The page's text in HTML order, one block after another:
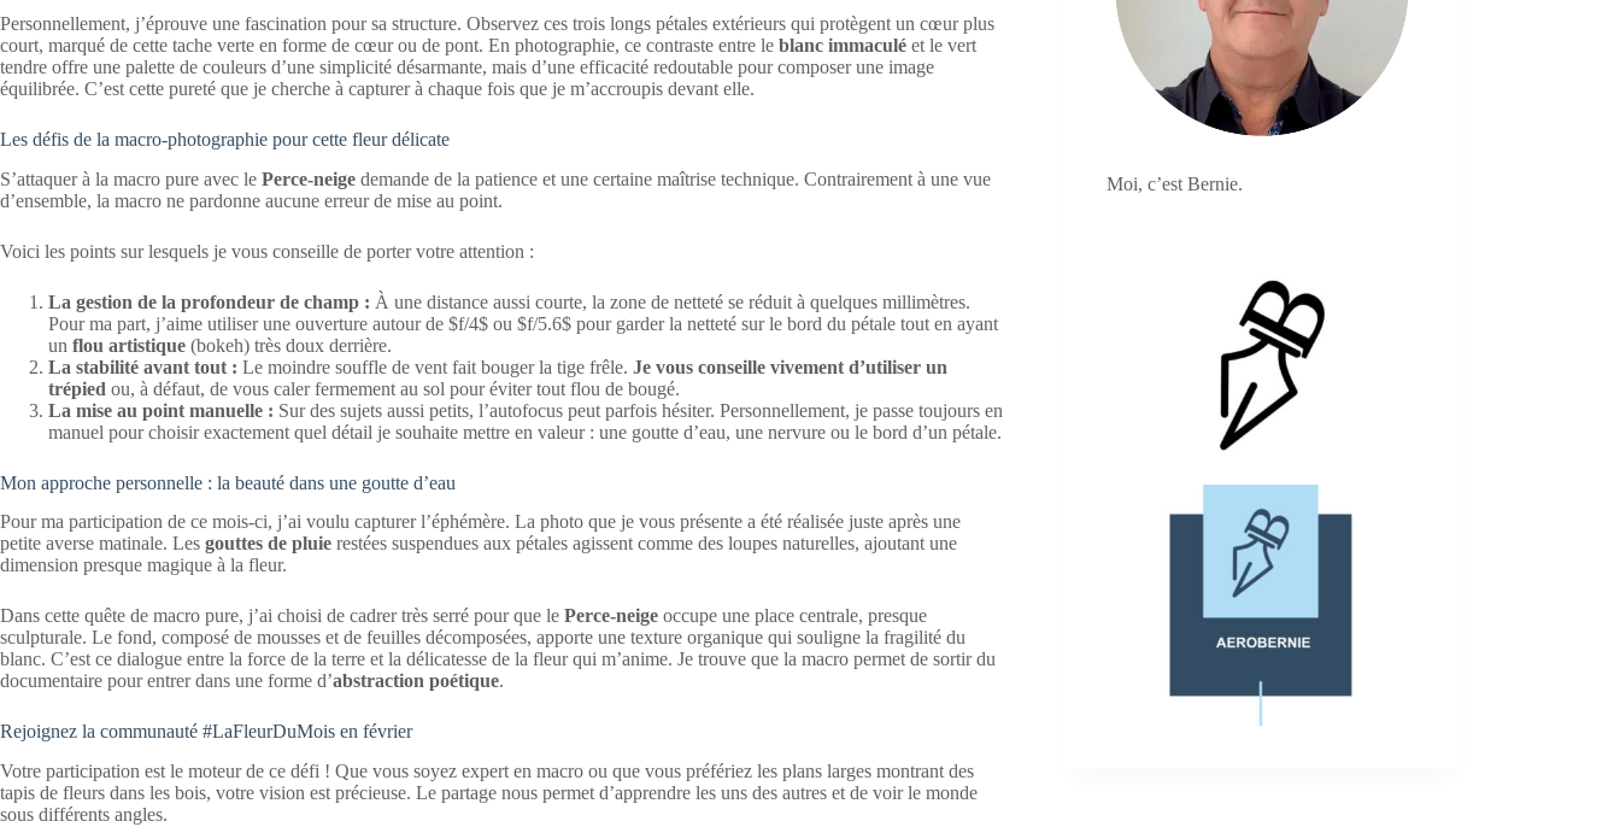
Personnellement, j’éprouve une fascination pour sa structure. Observez ces trois longs pétales extérieurs qui protègent un cœur plus
court, marqué de cette tache verte en forme de cœur ou de pont. En photographie, ce contraste entre le blanc immaculé et le vert
tendre offre une palette de couleurs d’une simplicité désarmante, mais d’une efficacité redoutable pour composer une image
équilibrée. C’est cette pureté que je cherche à capturer à chaque fois que je m’accroupis devant elle.
Les défis de la macro-photographie pour cette fleur délicate
S’attaquer à la macro pure avec le Perce-neige demande de la patience et une certaine maîtrise technique. Contrairement à une vue
d’ensemble, la macro ne pardonne aucune erreur de mise au point.
Voici les points sur lesquels je vous conseille de porter votre attention :
La gestion de la profondeur de champ : À une distance aussi courte, la zone de netteté se réduit à quelques millimètres.
Pour ma part, j’aime utiliser une ouverture autour de $f/4$ ou $f/5.6$ pour garder la netteté sur le bord du pétale tout en ayant
un flou artistique (bokeh) très doux derrière.
La stabilité avant tout : Le moindre souffle de vent fait bouger la tige frêle. Je vous conseille vivement d’utiliser un
trépied ou, à défaut, de vous caler fermement au sol pour éviter tout flou de bougé.
La mise au point manuelle : Sur des sujets aussi petits, l’autofocus peut parfois hésiter. Personnellement, je passe toujours en
manuel pour choisir exactement quel détail je souhaite mettre en valeur : une goutte d’eau, une nervure ou le bord d’un pétale.
Mon approche personnelle : la beauté dans une goutte d’eau
Pour ma participation de ce mois-ci, j’ai voulu capturer l’éphémère. La photo que je vous présente a été réalisée juste après une
petite averse matinale. Les gouttes de pluie restées suspendues aux pétales agissent comme des loupes naturelles, ajoutant une
dimension presque magique à la fleur.
Dans cette quête de macro pure, j’ai choisi de cadrer très serré pour que le Perce-neige occupe une place centrale, presque
sculpturale. Le fond, composé de mousses et de feuilles décomposées, apporte une texture organique qui souligne la fragilité du
blanc. C’est ce dialogue entre la force de la terre et la délicatesse de la fleur qui m’anime. Je trouve que la macro permet de sortir du
documentaire pour entrer dans une forme d’abstraction poétique.
Rejoignez la communauté #LaFleurDuMois en février
Votre participation est le moteur de ce défi ! Que vous soyez expert en macro ou que vous préfériez les plans larges montrant des
tapis de fleurs dans les bois, votre vision est précieuse. Le partage nous permet d’apprendre les uns des autres et de voir le monde
sous différents angles.
Moi, c’est Bernie.